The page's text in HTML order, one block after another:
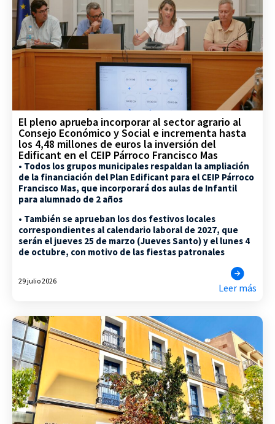
El pleno aprueba incorporar al sector agrario al
Consejo Económico y Social e incrementa hasta
los 4,48 millones de euros la inversión del
Edificant en el CEIP Párroco Francisco Mas
• Todos los grupos municipales respaldan la ampliación
de la financiación del Plan Edificant para el CEIP Párroco
Francisco Mas, que incorporará dos aulas de Infantil
para alumnado de 2 años
• También se aprueban los dos festivos locales
correspondientes al calendario laboral de 2027, que
serán el jueves 25 de marzo (Jueves Santo) y el lunes 4
de octubre, con motivo de las fiestas patronales
29 julio 2026
Leer más